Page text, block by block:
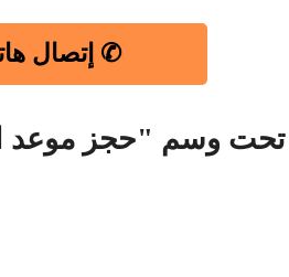
✆ إتصال
تحت وسم "حجز موعد